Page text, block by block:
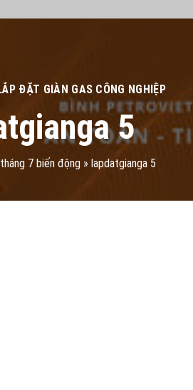
ĐẶT GIÀN GAS CÔNG NGHIỆP
5
7 biến động » lapdatgianga 5